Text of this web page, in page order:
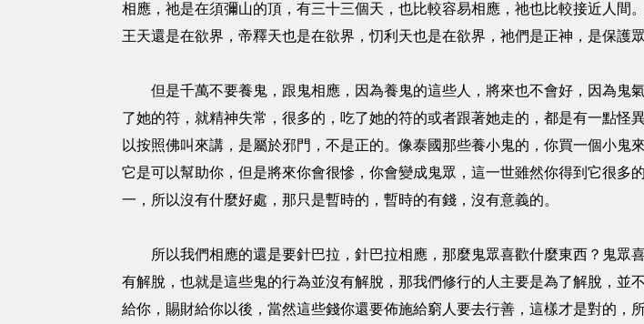
相應，祂是在須彌山的頂，有三十三個天，也比較容易相應，祂也比較接近人
王天還是在欲界，帝釋天也是在欲界，忉利天也是在欲界，祂們是正神，是保護
但是千萬不要養鬼，跟鬼相應，因為養鬼的這些人，將來也不會好，因為鬼
了她的符，就精神失常，很多的，吃了她的符的或者跟著她走的，都是有一點
以按照佛叫來講，是屬於邪門，不是正的。像泰國那些養小鬼的，你買一個小鬼
它是可以幫助你，但是將來你會很慘，你會變成鬼眾，這一世雖然你得到它很
一，所以沒有什麼好處，那只是暫時的，暫時的有錢，沒有意義的。
所以我們相應的還是要針巴拉，針巴拉相應，那麼鬼眾喜歡什麼東西？鬼眾
有解脫，也就是這些鬼的行為並沒有解脫，那我們修行的人主要是為了解脫，
給你，賜財給你以後，當然這些錢你還要佈施給窮人要去行善，這樣才是對的